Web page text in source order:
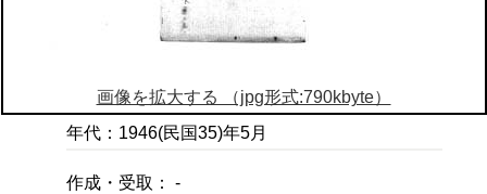
画像を拡大する （jpg形式:790kbyte）
年代：1946(民国35)年5月
作成・受取： -